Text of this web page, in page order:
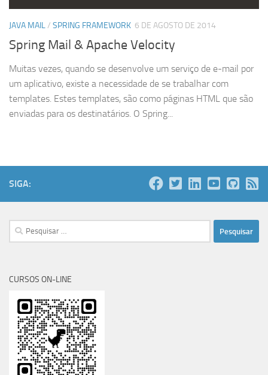
JAVA MAIL/ SPRING FRAMEWORK 6 DE AGOSTO DE 2014
Spring Mail & Apache Velocity
Muitas vezes, quando se desenvolve um serviço de e-mail por
um aplicativo, existe a necessidade de se trabalhar com
templates. Estes templates, são como páginas HTML que são
enviadas para os destinatários. O Spring...
SIGA:
Pesquisar
por:
CURSOS ON-LINE